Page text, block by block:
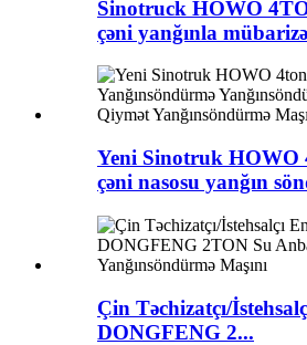
Sinotruck HOWO
çəni yanğınla
Yeni Sinotruk HOWO
çəni nasosu yanğın
Çin Təchizatçı/
DONGFENG 2...